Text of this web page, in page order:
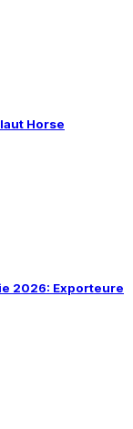
Horse
2026: Exporteure